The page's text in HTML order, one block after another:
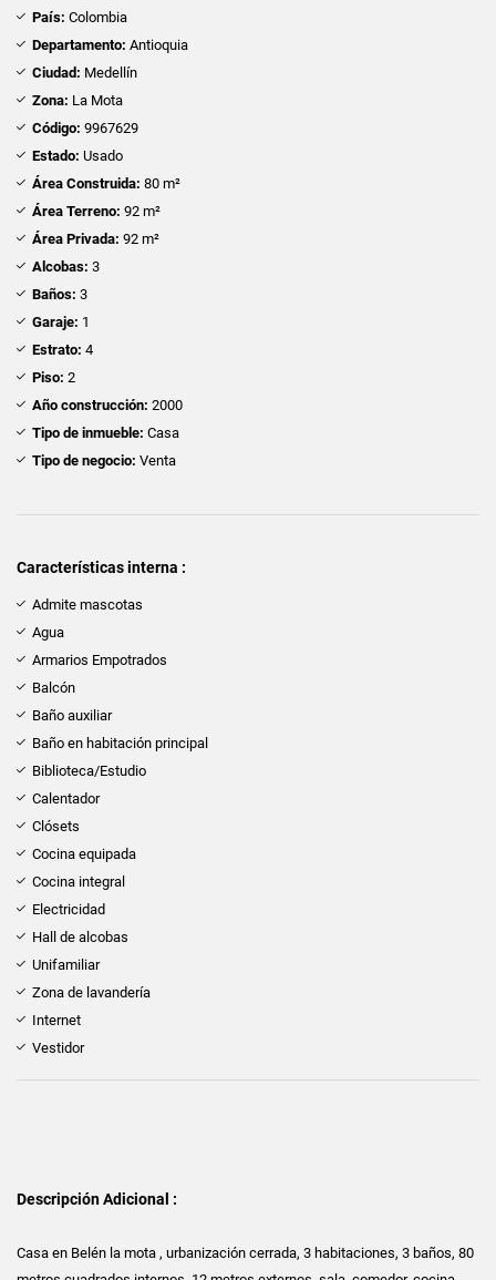
País: Colombia
Departamento: Antioquia
Ciudad: Medellín
Zona: La Mota
Código: 9967629
Estado: Usado
Área Construida: 80 m²
Área Terreno: 92 m²
Área Privada: 92 m²
Alcobas: 3
Baños: 3
Garaje: 1
Estrato: 4
Piso: 2
Año construcción: 2000
Tipo de inmueble: Casa
Tipo de negocio: Venta
Características interna :
Admite mascotas
Agua
Armarios Empotrados
Balcón
Baño auxiliar
Baño en habitación principal
Biblioteca/Estudio
Calentador
Clósets
Cocina equipada
Cocina integral
Electricidad
Hall de alcobas
Unifamiliar
Zona de lavandería
Internet
Vestidor
Descripción Adicional :
Casa en Belén la mota , urbanización cerrada, 3 habitaciones, 3 baños, 80